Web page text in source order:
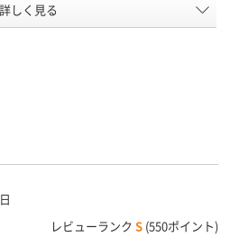
室内用
詳しく見る
レビューランク S (550ポイント)